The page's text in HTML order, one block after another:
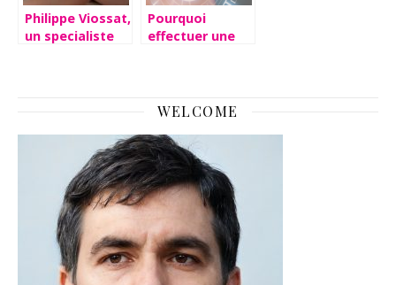
Philippe Viossat,
un specialiste
Pourquoi
effectuer une
WELCOME